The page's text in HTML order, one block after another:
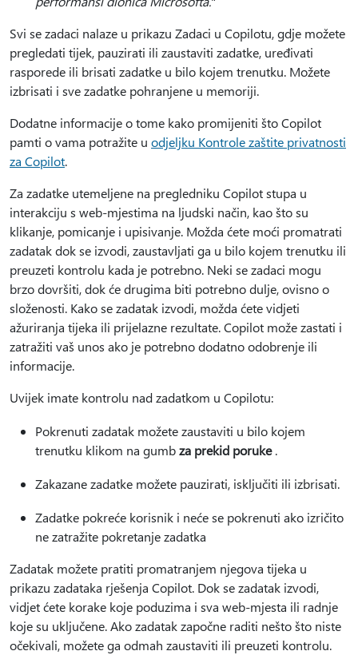
Svi se zadaci nalaze u prikazu Zadaci u Copilotu, gdje možete
pregledati tijek, pauzirati ili zaustaviti zadatke, uređivati
rasporede ili brisati zadatke u bilo kojem trenutku. Možete
izbrisati i sve zadatke pohranjene u memoriji.
Dodatne informacije o tome kako promijeniti što Copilot
pamti o vama potražite u odjeljku Kontrole zaštite privatnosti
za Copilot.
Za zadatke utemeljene na pregledniku Copilot stupa u
interakciju s web-mjestima na ljudski način, kao što su
klikanje, pomicanje i upisivanje. Možda ćete moći promatrati
zadatak dok se izvodi, zaustavljati ga u bilo kojem trenutku ili
preuzeti kontrolu kada je potrebno. Neki se zadaci mogu
brzo dovršiti, dok će drugima biti potrebno dulje, ovisno o
složenosti. Kako se zadatak izvodi, možda ćete vidjeti
ažuriranja tijeka ili prijelazne rezultate. Copilot može zastati i
zatražiti vaš unos ako je potrebno dodatno odobrenje ili
informacije.
Uvijek imate kontrolu nad zadatkom u Copilotu:
Pokrenuti zadatak možete zaustaviti u bilo kojem
trenutku klikom na gumbza prekid poruke.
Zakazane zadatke možete pauzirati, isključiti ili izbrisati.
Zadatke pokreće korisnik i neće se pokrenuti ako izričito
ne zatražite pokretanje zadatka
Zadatak možete pratiti promatranjem njegova tijeka u
prikazu zadataka rješenja Copilot. Dok se zadatak izvodi,
vidjet ćete korake koje poduzima i sva web-mjesta ili radnje
koje su uključene. Ako zadatak započne raditi nešto što niste
očekivali, možete ga odmah zaustaviti ili preuzeti kontrolu.